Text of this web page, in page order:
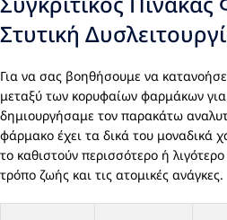
Στυτική
Για να σας βοηθήσουμε να
μεταξύ των κορυφαίων φαρμάκων για
δημιουργήσαμε τον παρακάτω
φάρμακο έχει τα δικά του μοναδικά
το καθιστούν περισσότερο ή
τρόπο ζωής και τις ατομικές ανάγκες.